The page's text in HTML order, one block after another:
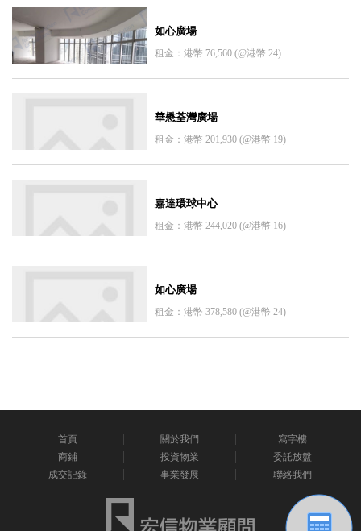
如心廣場
租金：港幣 76,560 (@港幣 24)
華懋荃灣廣場
租金：港幣 201,930 (@港幣 19)
嘉達環球中心
租金：港幣 244,020 (@港幣 16)
如心廣場
租金：港幣 378,580 (@港幣 24)
首頁 關於我們
寫字樓
商鋪
投資物業
委託放盤
成交記錄
事業發展 聯絡我們